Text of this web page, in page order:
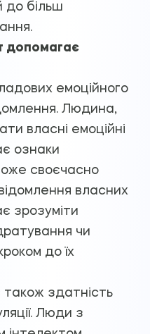
до більш
допомагає
емоційного
Людина,
власні емоційні
ознаки
своєчасно
власних
зрозуміти
чи
до їх
також здатність
Люди з